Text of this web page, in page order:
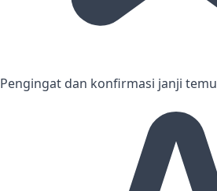
Pengingat dan konfirmasi janji temu